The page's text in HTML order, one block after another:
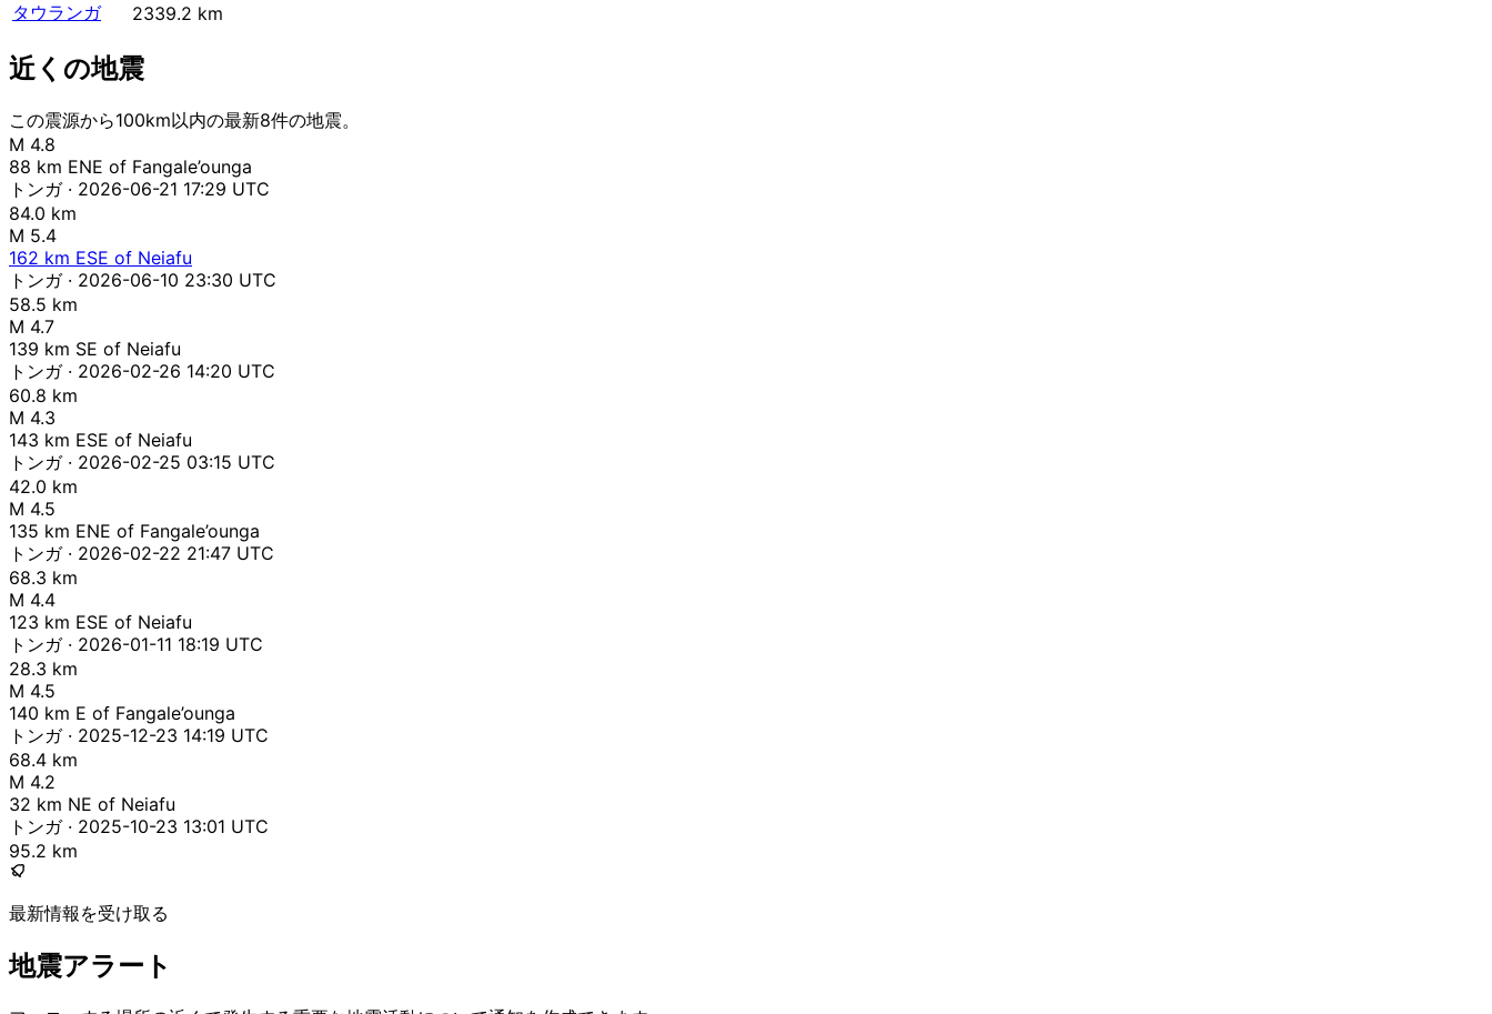
タウランガ
2339.2 km
近くの地震
この震源から100km以内の最新8件の地震。
M 4.8
88 km ENE of Fangale’ounga
トンガ · 2026-06-21 17:29 UTC
84.0 km
M 5.4
162 km ESE of Neiafu
トンガ · 2026-06-10 23:30 UTC
58.5 km
M 4.7
139 km SE of Neiafu
トンガ · 2026-02-26 14:20 UTC
60.8 km
M 4.3
143 km ESE of Neiafu
トンガ · 2026-02-25 03:15 UTC
42.0 km
M 4.5
135 km ENE of Fangale’ounga
トンガ · 2026-02-22 21:47 UTC
68.3 km
M 4.4
123 km ESE of Neiafu
トンガ · 2026-01-11 18:19 UTC
28.3 km
M 4.5
140 km E of Fangale’ounga
トンガ · 2025-12-23 14:19 UTC
68.4 km
M 4.2
32 km NE of Neiafu
トンガ · 2025-10-23 13:01 UTC
95.2 km
最新情報を受け取る
地震アラート